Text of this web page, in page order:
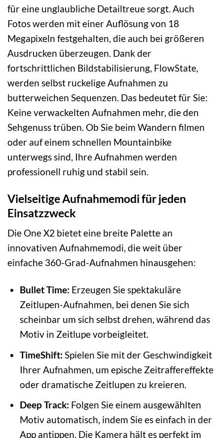
für eine unglaubliche Detailtreue sorgt. Auch
Fotos werden mit einer Auflösung von 18
Megapixeln festgehalten, die auch bei größeren
Ausdrucken überzeugen. Dank der
fortschrittlichen Bildstabilisierung, FlowState,
werden selbst ruckelige Aufnahmen zu
butterweichen Sequenzen. Das bedeutet für Sie:
Keine verwackelten Aufnahmen mehr, die den
Sehgenuss trüben. Ob Sie beim Wandern filmen
oder auf einem schnellen Mountainbike
unterwegs sind, Ihre Aufnahmen werden
professionell ruhig und stabil sein.
Vielseitige Aufnahmemodi für jeden
Einsatzzweck
Die One X2 bietet eine breite Palette an
innovativen Aufnahmemodi, die weit über
einfache 360-Grad-Aufnahmen hinausgehen:
Bullet Time: Erzeugen Sie spektakuläre
Zeitlupen-Aufnahmen, bei denen Sie sich
scheinbar um sich selbst drehen, während das
Motiv in Zeitlupe vorbeigleitet.
TimeShift: Spielen Sie mit der Geschwindigkeit
Ihrer Aufnahmen, um epische Zeitraffereffekte
oder dramatische Zeitlupen zu kreieren.
Deep Track: Folgen Sie einem ausgewählten
Motiv automatisch, indem Sie es einfach in der
App antippen. Die Kamera hält es perfekt im